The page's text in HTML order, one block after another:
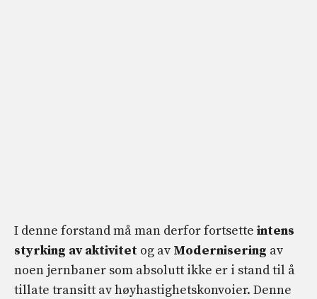
I denne forstand må man derfor fortsette intens
styrking av aktivitet og av Modernisering av
noen jernbaner som absolutt ikke er i stand til å
tillate transitt av høyhastighetskonvoier. Denne